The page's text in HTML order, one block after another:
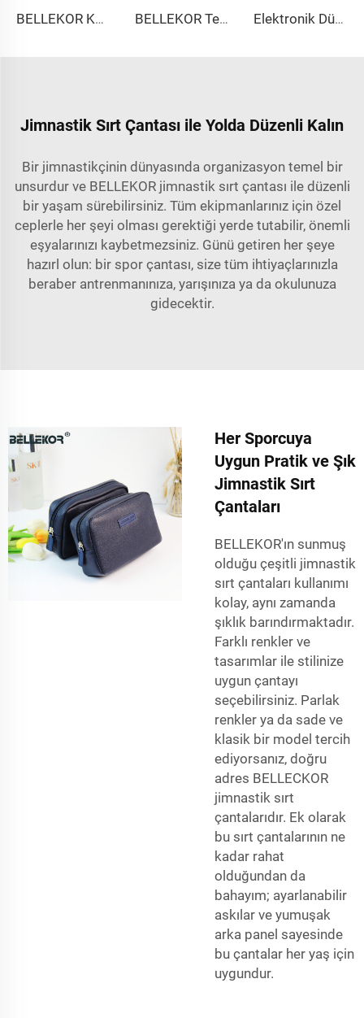
BELLEKOR Katlanabilir Giysi Eşya Çantası (Ev Düzenleme Stili) BELLEKOR Tenis Çantası Özel Özelleştirme - Tasarımdan teslimata kadar tüm süreçte markayı güçlendirme Elektronik Düzenleyici Kablosu Pusula Seyahat Kablo Şarj Cihazı Telefon Aksesuarları Çantası Düzenleyici Kaydırma Teknoloji Taşıma Kutusu USB Kablo için
Jimnastik Sırt Çantası ile Yolda Düzenli Kalın
Bir jimnastikçinin dünyasında organizasyon temel bir
unsurdur ve BELLEKOR jimnastik sırt çantası ile düzenli
bir yaşam sürebilirsiniz. Tüm ekipmanlarınız için özel
ceplerle her şeyi olması gerektiği yerde tutabilir, önemli
eşyalarınızı kaybetmezsiniz. Günü getiren her şeye
hazırl olun: bir spor çantası, size tüm ihtiyaçlarınızla
beraber antrenmanınıza, yarışınıza ya da okulunuza
gidecektir.
Her Sporcuya
Uygun Pratik ve Şık
Jimnastik Sırt
Çantaları
BELLEKOR'ın sunmuş
olduğu çeşitli jimnastik
sırt çantaları kullanımı
kolay, aynı zamanda
şıklık barındırmaktadır.
Farklı renkler ve
tasarımlar ile stilinize
uygun çantayı
seçebilirsiniz. Parlak
renkler ya da sade ve
klasik bir model tercih
ediyorsanız, doğru
adres BELLECKOR
jimnastik sırt
çantalarıdır. Ek olarak
bu sırt çantalarının ne
kadar rahat
olduğundan da
bahayım; ayarlanabilir
askılar ve yumuşak
arka panel sayesinde
bu çantalar her yaş için
uygundur.